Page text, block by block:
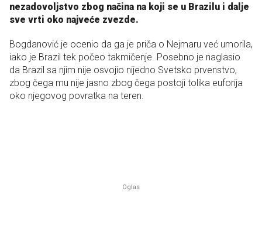
nezadovoljstvo zbog načina na koji se u Brazilu i dalje
sve vrti oko najveće zvezde.
Bogdanović je ocenio da ga je priča o Nejmaru već umorila,
iako je Brazil tek počeo takmičenje. Posebno je naglasio
da Brazil sa njim nije osvojio nijedno Svetsko prvenstvo,
zbog čega mu nije jasno zbog čega postoji tolika euforija
oko njegovog povratka na teren.